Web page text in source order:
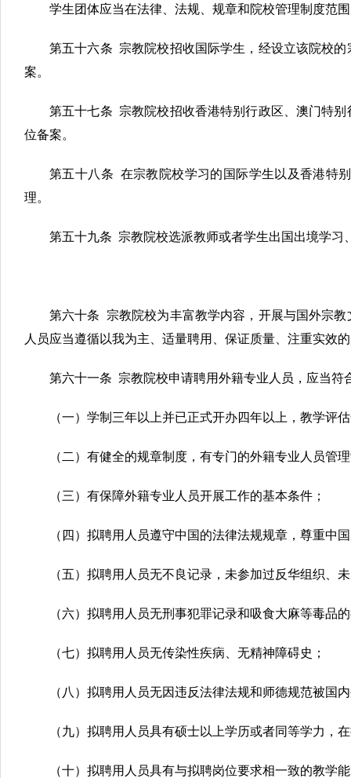
学生团体应当在法律、法规、规章和院校管理制度范
第五十六条 宗教院校招收国际学生，经设立该院校
案。
第五十七条 宗教院校招收香港特别行政区、澳门特
位备案。
第五十八条 在宗教院校学习的国际学生以及香港特
理。
第五十九条 宗教院校选派教师或者学生出国出境学
第六十条 宗教院校为丰富教学内容，开展与国外宗
人员应当遵循以我为主、适量聘用、保证质量、注重实效
第六十一条 宗教院校申请聘用外籍专业人员，应当符
（一）学制三年以上并已正式开办四年以上，教学评
（二）有健全的规章制度，有专门的外籍专业人员管
（三）有保障外籍专业人员开展工作的基本条件；
（四）拟聘用人员遵守中国的法律法规规章，尊重中
（五）拟聘用人员无不良记录，未参加过反华组织、
（六）拟聘用人员无刑事犯罪记录和吸食大麻等毒品
（七）拟聘用人员无传染性疾病、无精神障碍史；
（八）拟聘用人员无因违反法律法规和师德规范被国
（九）拟聘用人员具有硕士以上学历或者同等学力，
（十）拟聘用人员具有与拟聘岗位要求相一致的教学